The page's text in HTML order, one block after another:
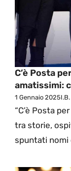
C’è Posta
amatissimi:
1 Gennaio 2025I.B.
“C’è Posta
tra storie,
spuntati nomi